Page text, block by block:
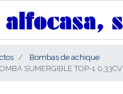
Bombas de achique
SUMERGIBLE TOP-1 0,33CV